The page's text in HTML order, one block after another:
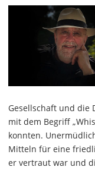
Gesellschaft und die
mit dem Begriff
konnten.
Mitteln für eine
er vertraut war und